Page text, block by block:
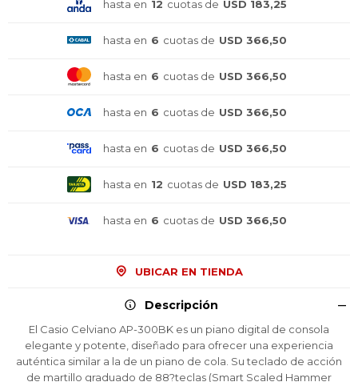
hasta en 12 cuotas de USD 183,25
hasta en 6 cuotas de USD 366,50
hasta en 6 cuotas de USD 366,50
hasta en 6 cuotas de USD 366,50
hasta en 6 cuotas de USD 366,50
hasta en 12 cuotas de USD 183,25
hasta en 6 cuotas de USD 366,50
UBICAR EN TIENDA
Descripción
El Casio Celviano AP-300BK es un piano digital de consola
elegante y potente, diseñado para ofrecer una experiencia
auténtica similar a la de un piano de cola. Su teclado de acción
de martillo graduado de 88?teclas (Smart Scaled Hammer